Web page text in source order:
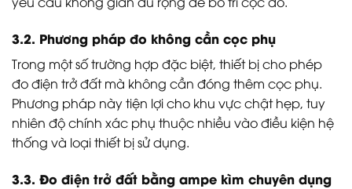
3.2. Phương pháp đo không cần cọc phụ
Trong một số trường hợp đặc biệt, thiết bị cho phép
đo điện trở đất mà không cần đóng thêm cọc phụ.
Phương pháp này tiện lợi cho khu vực chật hẹp, tuy
nhiên độ chính xác phụ thuộc nhiều vào điều kiện hệ
thống và loại thiết bị sử dụng.
3.3. Đo điện trở đất bằng ampe kìm chuyên dụng